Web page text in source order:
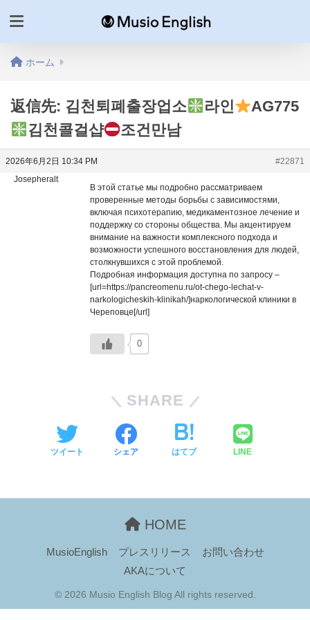
ホーム
返信先: 김천퇴폐출장업소 라인
AG775
김천콜걸샵
조건만남
2026年6月2日 10:34 PM
#22871
Josepheralt
В этой статье мы подробно рассматриваем
проверенные методы борьбы с зависимостями,
включая психотерапию, медикаментозное лечение и
поддержку со стороны общества. Мы акцентируем
внимание на важности комплексного подхода и
возможности успешного восстановления для людей,
столкнувшихся с этой проблемой.
Подробная информация доступна по запросу –
[url=https://pancreomenu.ru/ot-chego-lechat-v-
narkologicheskih-klinikah/]наркологической клиники в
Череповце[/url]
0
SHARE
ツイート シェア はてブ LINE
HOME
MusioEnglish プレスリリース
お問い合わせ
AKAについて
© 2026 Musio English Blog All rights reserved.